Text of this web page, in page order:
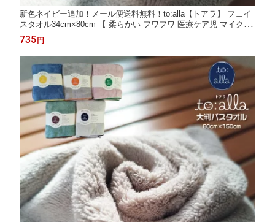
新色ネイビー追加！メール便送料無料！to:alla【トアラ】 フェイ
スタオル34cm×80cm 【 柔らかい フワフワ 医療ケア児 マイクロ
ファイバー 吸水 速乾 静電気防止 アンリーシュ応援 プレゼント
包装対象商品】
735 円